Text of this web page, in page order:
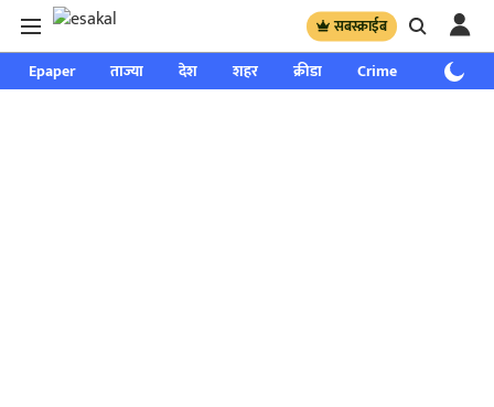
सबस्क्राईब
Epaper ताज्या देश शहर क्रीडा Crime साप्ताहिक